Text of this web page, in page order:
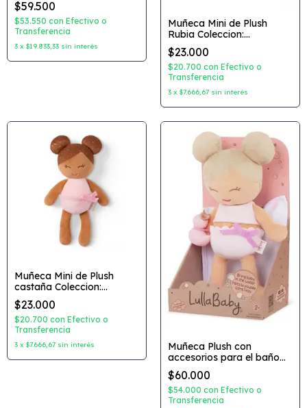
$59.500
$53.550 con Efectivo o
Transferencia
3 x $19.833,33 sin interés
Muñeca Mini de Plush
Rubia Coleccion:
LullaBaby
$23.000
$20.700 con Efectivo o
Transferencia
3 x $7.666,67 sin interés
Muñeca Mini de Plush
castaña Coleccion:
LullaBaby
$23.000
$20.700 con Efectivo o
Transferencia
3 x $7.666,67 sin interés
Muñeca Plush con
accesorios para el baño
Coleccion: LullaBaby
$60.000
$54.000 con Efectivo o
Transferencia